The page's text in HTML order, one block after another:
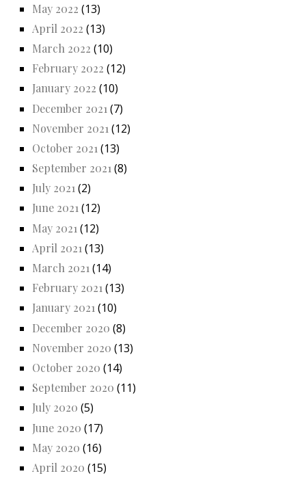
May 2022 (13)
April 2022 (13)
March 2022 (10)
February 2022 (12)
January 2022 (10)
December 2021 (7)
November 2021 (12)
October 2021 (13)
September 2021 (8)
July 2021(2)
June 2021(12)
May 2021 (12)
April 2021 (13)
March 2021 (14)
February 2021(13)
January 2021(10)
December 2020 (8)
November 2020 (13)
October 2020 (14)
September 2020 (11)
July 2020 (5)
June 2020 (17)
May 2020 (16)
April 2020 (15)